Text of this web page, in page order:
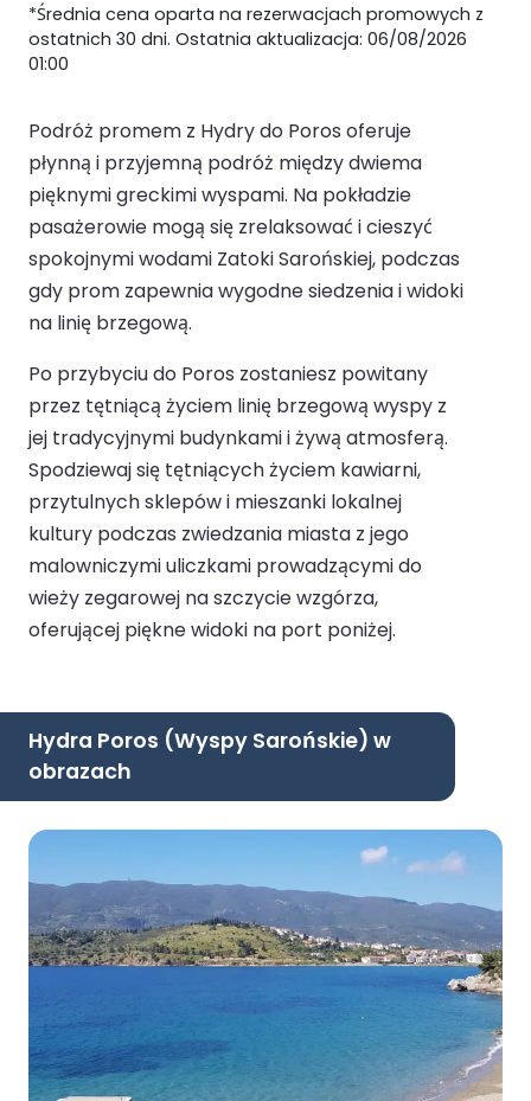
*Średnia cena oparta na rezerwacjach promowych z
ostatnich 30 dni. Ostatnia aktualizacja: 06/08/2026
01:00
Podróż promem z Hydry do Poros oferuje
płynną i przyjemną podróż między dwiema
pięknymi greckimi wyspami. Na pokładzie
pasażerowie mogą się zrelaksować i cieszyć
spokojnymi wodami Zatoki Sarońskiej, podczas
gdy prom zapewnia wygodne siedzenia i widoki
na linię brzegową.
Po przybyciu do Poros zostaniesz powitany
przez tętniącą życiem linię brzegową wyspy z
jej tradycyjnymi budynkami i żywą atmosferą.
Spodziewaj się tętniących życiem kawiarni,
przytulnych sklepów i mieszanki lokalnej
kultury podczas zwiedzania miasta z jego
malowniczymi uliczkami prowadzącymi do
wieży zegarowej na szczycie wzgórza,
oferującej piękne widoki na port poniżej.
Hydra Poros (Wyspy Sarońskie) w
obrazach